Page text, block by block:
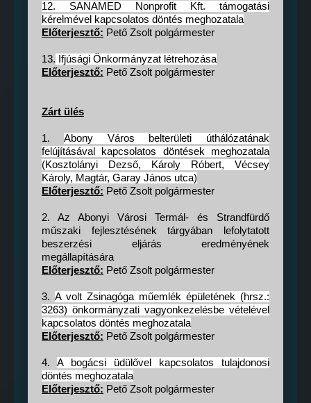
12. SANAMED Nonprofit Kft. támogatási
kérelmével kapcsolatos döntés meghozatala
Előterjesztő: Pető Zsolt polgármester
13. Ifjúsági Önkormányzat létrehozása
Előterjesztő: Pető Zsolt polgármester
Zárt ülés
1. Abony Város belterületi úthálózatának
felújításával kapcsolatos döntések meghozatala
(Kosztolányi Dezső, Károly Róbert, Vécsey
Károly, Magtár, Garay János utca)
Előterjesztő: Pető Zsolt polgármester
2. Az Abonyi Városi Termál- és Strandfürdő
műszaki fejlesztésének tárgyában lefolytatott
beszerzési eljárás eredményének
megállapítására
Előterjesztő: Pető Zsolt polgármester
3. A volt Zsinagóga műemlék épületének (hrsz.:
3263) önkormányzati vagyonkezelésbe vételével
kapcsolatos döntés meghozatala
Előterjesztő: Pető Zsolt polgármester
4. A bogácsi üdülővel kapcsolatos tulajdonosi
döntés meghozatala
Előterjesztő: Pető Zsolt polgármester